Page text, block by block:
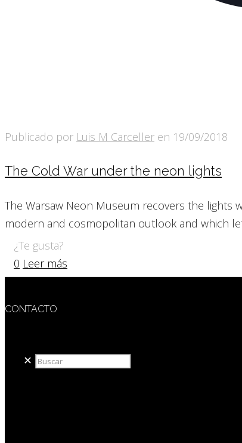
Publicado por Luis M Carceller en 19/09/2018
The Cold War under the neon lights
The Warsaw Neon Museum recovers the
modern and cosmopolitan outlook and which
¿Te gusta?
0 Leer más
CONTACTO
✕